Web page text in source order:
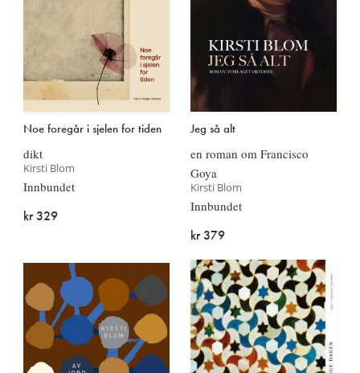
Noe foregår i sjelen for tiden
dikt
Kirsti Blom
Innbundet
kr 329
Jeg så alt
en roman om Francisco
Goya
Kirsti Blom
Innbundet
kr 379